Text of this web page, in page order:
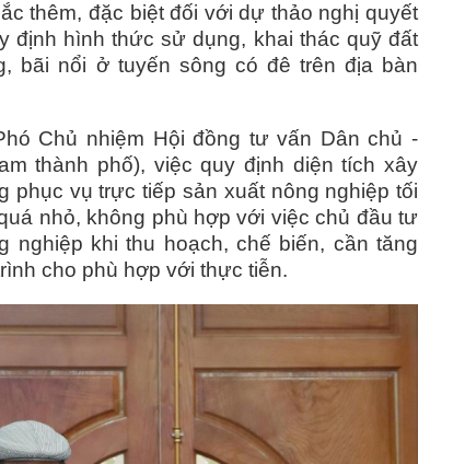
thêm, đặc biệt đối với dự thảo nghị quyết
định hình thức sử dụng, khai thác quỹ đất
bãi nổi ở tuyến sông có đê trên địa bàn
Chủ nhiệm Hội đồng tư vấn Dân chủ -
thành phố), việc quy định diện tích xây
phục vụ trực tiếp sản xuất nông nghiệp tối
nhỏ, không phù hợp với việc chủ đầu tư
nghiệp khi thu hoạch, chế biến, cần tăng
cho phù hợp với thực tiễn.